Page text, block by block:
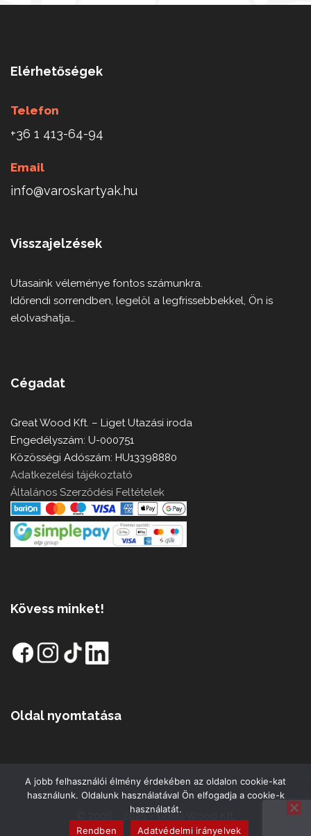
Elérhetőségek
Telefon
+36 1 413-64-94
Email
info@varoskartyak.hu
Visszajelzések
Utasaink véleménye fontos számunkra.
Időrendi sorrendben, legelöl a legfrissebbekkel, Ön is
elolvashatja…
Cégadat
Great Wood Kft. – Liget Utazási iroda
Engedélyszám: U-000751
Közösségi Adószám: HU13398880
Adatkezelési tájékoztató
Általános Szerződési Feltételek
Kövess minket!
Oldal nyomtatása
© 2006 - 2026 - Great Wood Kft.
A jobb felhasználói élmény érdekében az oldalon cookie-kat
használunk. Oldalunk használatával Ön elfogadja a cookie-k
használatát.
Rendben
Adatvédelmi irányelvek